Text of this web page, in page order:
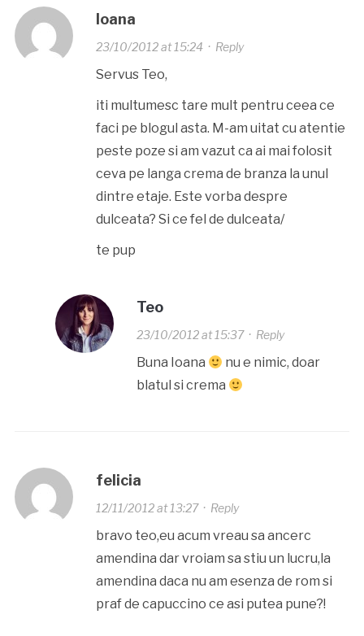
Ioana
23/10/2012 at 15:24· Reply
Servus Teo,
iti multumesc tare mult pentru ceea ce
faci pe blogul asta. M-am uitat cu atentie
peste poze si am vazut ca ai mai folosit
ceva pe langa crema de branza la unul
dintre etaje. Este vorba despre
dulceata? Si ce fel de dulceata/
te pup
Teo
23/10/2012 at 15:37· Reply
Buna Ioana
nu e nimic, doar
blatul si crema
felicia
12/11/2012 at 13:27· Reply
bravo teo,eu acum vreau sa ancerc
amendina dar vroiam sa stiu un lucru,la
amendina daca nu am esenza de rom si
praf de capuccino ce asi putea pune?!